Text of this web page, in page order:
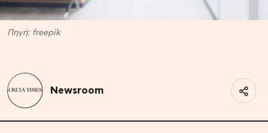
Πηγή: freepik
Newsroom